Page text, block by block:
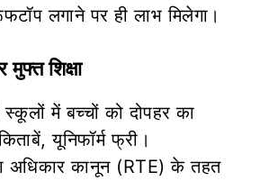
लगाने पर ही लाभ मिलेगा।
शिक्षा
स्कूलों में बच्चों को दोपहर का
यूनिफॉर्म फ्री।
अधिकार कानून (RTE) के तहत